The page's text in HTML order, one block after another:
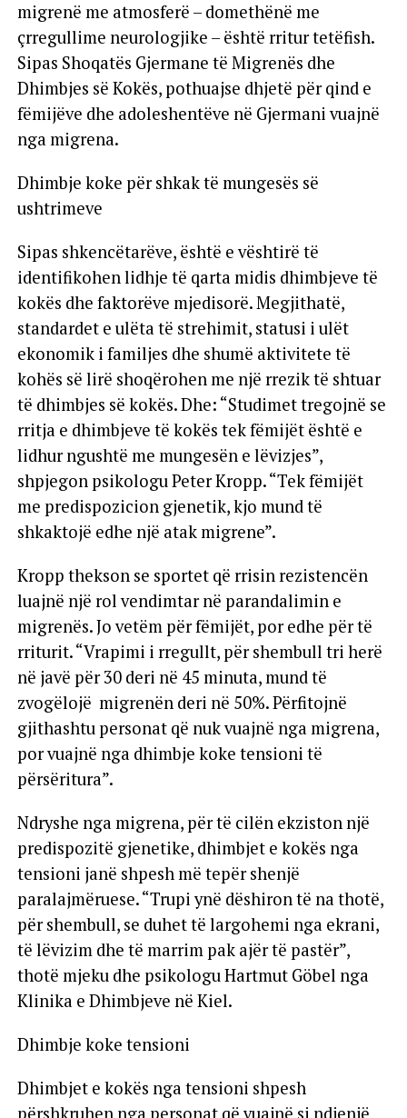
migrenë me atmosferë – domethënë me
çrregullime neurologjike – është rritur tetëfish.
Sipas Shoqatës Gjermane të Migrenës dhe
Dhimbjes së Kokës, pothuajse dhjetë për qind e
fëmijëve dhe adoleshentëve në Gjermani vuajnë
nga migrena.
Dhimbje koke për shkak të mungesës së
ushtrimeve
Sipas shkencëtarëve, është e vështirë të
identifikohen lidhje të qarta midis dhimbjeve të
kokës dhe faktorëve mjedisorë. Megjithatë,
standardet e ulëta të strehimit, statusi i ulët
ekonomik i familjes dhe shumë aktivitete të
kohës së lirë shoqërohen me një rrezik të shtuar
të dhimbjes së kokës. Dhe: “Studimet tregojnë se
rritja e dhimbjeve të kokës tek fëmijët është e
lidhur ngushtë me mungesën e lëvizjes”,
shpjegon psikologu Peter Kropp. “Tek fëmijët
me predispozicion gjenetik, kjo mund të
shkaktojë edhe një atak migrene”.
Kropp thekson se sportet që rrisin rezistencën
luajnë një rol vendimtar në parandalimin e
migrenës. Jo vetëm për fëmijët, por edhe për të
rriturit. “Vrapimi i rregullt, për shembull tri herë
në javë për 30 deri në 45 minuta, mund të
zvogëlojë migrenën deri në 50%. Përfitojnë
gjithashtu personat që nuk vuajnë nga migrena,
por vuajnë nga dhimbje koke tensioni të
përsëritura”.
Ndryshe nga migrena, për të cilën ekziston një
predispozitë gjenetike, dhimbjet e kokës nga
tensioni janë shpesh më tepër shenjë
paralajmëruese. “Trupi ynë dëshiron të na thotë,
për shembull, se duhet të largohemi nga ekrani,
të lëvizim dhe të marrim pak ajër të pastër”,
thotë mjeku dhe psikologu Hartmut Göbel nga
Klinika e Dhimbjeve në Kiel.
Dhimbje koke tensioni
Dhimbjet e kokës nga tensioni shpesh